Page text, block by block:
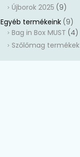
Újborok 2025 (9)
Egyéb termékeink (9)
Bag in Box MUST (4)
Szőlőmag termékek